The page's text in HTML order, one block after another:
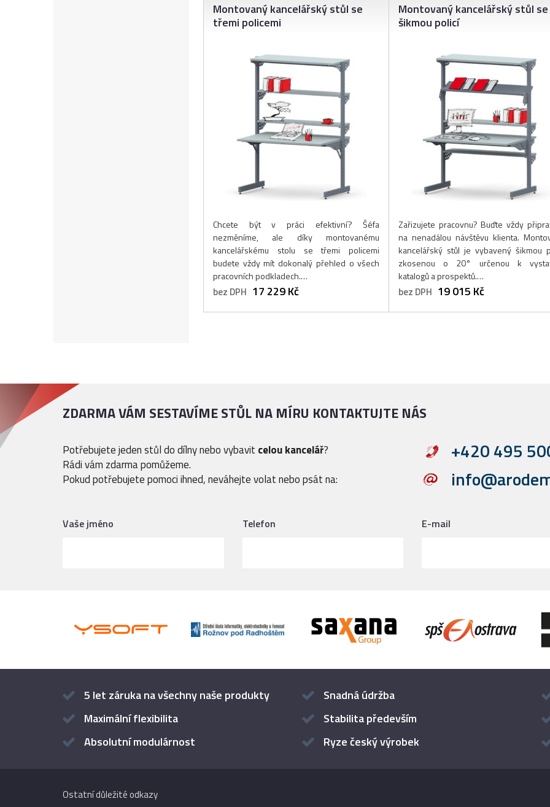
Montovaný kancelářský stůl se
třemi policemi
Chcete být v práci efektivní? Šéfa
nezměníme, ale díky montovanému
kancelářskému stolu se třemi policemi
budete vždy mít dokonalý přehled o všech
pracovních podkladech.…
bez DPH 17 229 Kč
Montovaný kancelářský stůl se
šikmou policí
Zařizujete pracovnu? Buďte vždy
na nenadálou návštěvu klienta.
kancelářský stůl je vybavený šikmou
zkosenou o 20° určenou k
katalogů a prospektů.…
bez DPH 19 015 Kč
ZDARMA VÁM SESTAVÍME STŮL NA MÍRU KONTAKTUJTE NÁS
Potřebujete jeden stůl do dílny nebo vybavit celou kancelář?
Rádi vám zdarma pomůžeme.
Pokud potřebujete pomoci ihned, neváhejte volat nebo psát na:
+420 495
Vaše jméno Telefon E-mail
5 let záruka na všechny naše produkty
Maximální flexibilita
Absolutní modulárnost
Snadná údržba
Stabilita především
Ryze český výrobek
Ostatní důležité odkazy